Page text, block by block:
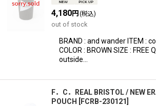
4,180円 (税込)
out of stock
BRAND : and wander ITEM :
COLOR : BROWN SIZE : FREE
outside…
F．C．REAL BRISTOL / NEW
POUCH
FCRB-230121